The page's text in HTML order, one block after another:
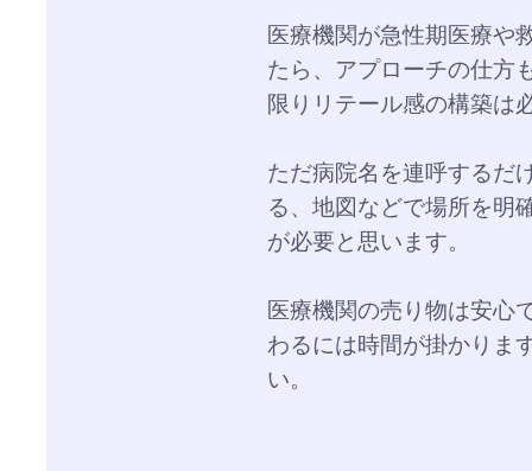
医療機関が急性期医療や
たら、アプローチの仕方
限りリテール感の構築は
ただ病院名を連呼するだ
る、地図などで場所を明
が必要と思います。
医療機関の売り物は安心
わるには時間が掛かりま
い。